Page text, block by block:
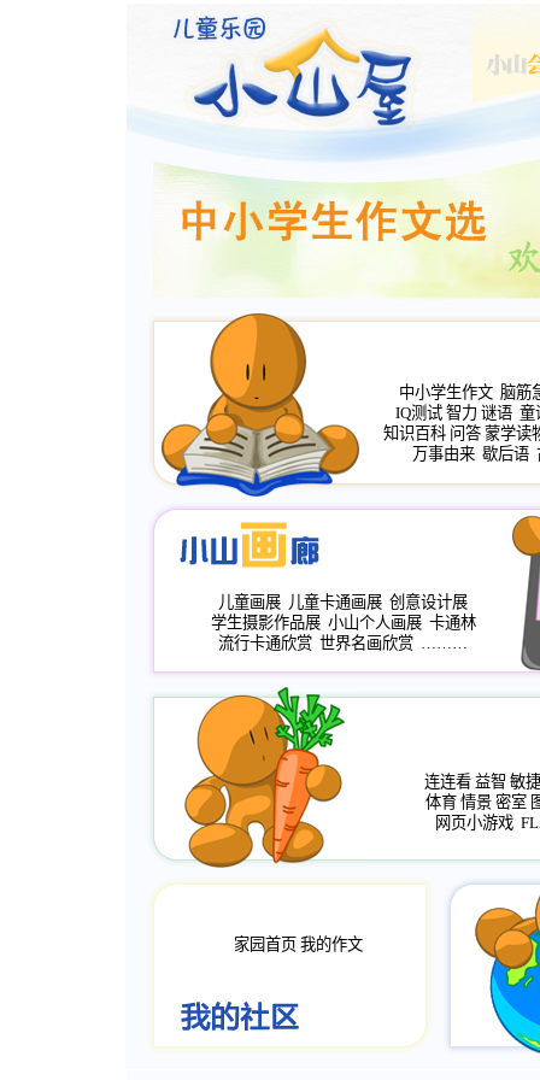
中小学生作文 脑筋
IQ测试 智力 谜语 童
知识百科 问答 蒙学读
万事由来 歇后语
儿童画展 儿童卡通画展 创意设计展
学生摄影作品展 小山个人画展 卡通林
流行卡通欣赏 世界名画欣赏 ………
连连看 益智 敏捷
体育 情景 密室
网页小游戏
家园首页 我的作文